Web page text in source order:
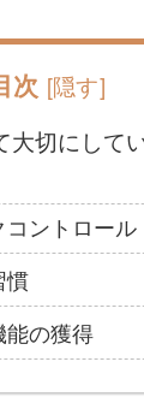
次 [隠す]
大切にして
コントロール
慣
能の獲得